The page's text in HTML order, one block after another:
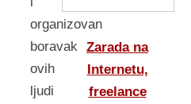
organizovan
boravak
ovih
ljudi
Zarada na
Internetu,
freelance